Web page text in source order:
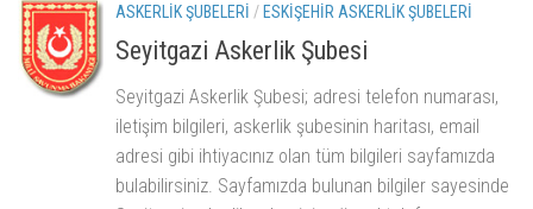
ASKERLIK ŞUBELERI / ESKIŞEHIR ASKERLIK ŞUBELERI
Seyitgazi Askerlik Şubesi
Seyitgazi Askerlik Şubesi; adresi telefon numarası,
iletişim bilgileri, askerlik şubesinin haritası, email
adresi gibi ihtiyacınız olan tüm bilgileri sayfamızda
bulabilirsiniz. Sayfamızda bulunan bilgiler sayesinde